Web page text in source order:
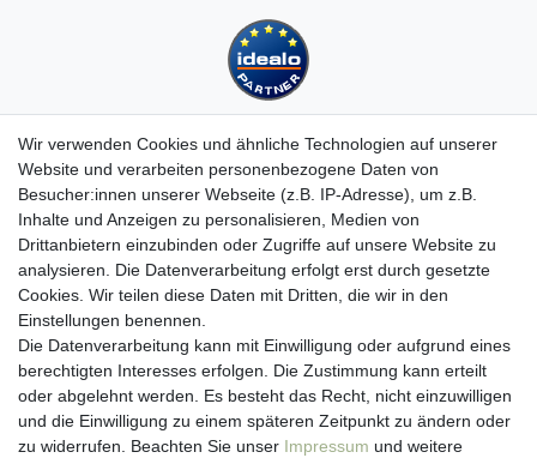
Kundenservice
Hotline: 07452 - 847 162 0
Kontakt
Anmelden
Registrieren
Newsletter
Versand & Lieferung
Zahlungsarten
viasalutis
Wir verwenden Cookies und ähnliche Technologien auf unserer
Website und verarbeiten personenbezogene Daten von
Besucher:innen unserer Webseite (z.B. IP-Adresse), um z.B.
Inhalte und Anzeigen zu personalisieren, Medien von
Drittanbietern einzubinden oder Zugriffe auf unsere Website zu
analysieren. Die Datenverarbeitung erfolgt erst durch gesetzte
Cookies. Wir teilen diese Daten mit Dritten, die wir in den
Einstellungen benennen.
Die Datenverarbeitung kann mit Einwilligung oder aufgrund eines
berechtigten Interesses erfolgen. Die Zustimmung kann erteilt
oder abgelehnt werden. Es besteht das Recht, nicht einzuwilligen
und die Einwilligung zu einem späteren Zeitpunkt zu ändern oder
zu widerrufen. Beachten Sie unser Impressum und weitere